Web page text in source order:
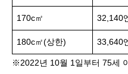
170c㎡ 32,140
180c㎡(상한) 33,640
※2022년 10월 1일부터 75세